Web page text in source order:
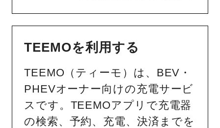
TEEMOを利用する
TEEMO（ティーモ）は、BEV・
PHEVオーナー向けの充電サービ
スです。TEEMOアプリで充電器
の検索、予約、充電、決済までを